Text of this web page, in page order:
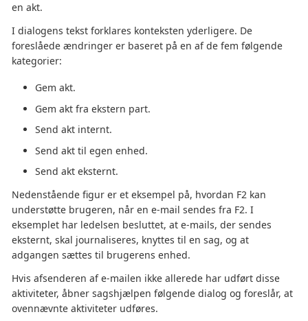
en akt.
I dialogens tekst forklares konteksten yderligere. De
foreslåede ændringer er baseret på en af de fem følgende
kategorier:
Gem akt.
Gem akt fra ekstern part.
Send akt internt.
Send akt til egen enhed.
Send akt eksternt.
Nedenstående figur er et eksempel på, hvordan F2 kan
understøtte brugeren, når en e-mail sendes fra F2. I
eksemplet har ledelsen besluttet, at e-mails, der sendes
eksternt, skal journaliseres, knyttes til en sag, og at
adgangen sættes til brugerens enhed.
Hvis afsenderen af e-mailen ikke allerede har udført disse
aktiviteter, åbner sagshjælpen følgende dialog og foreslår, at
ovennævnte aktiviteter udføres.